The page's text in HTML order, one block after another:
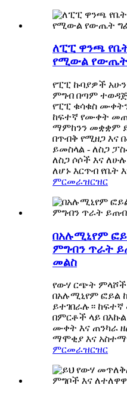
ለፒፒ ዋንጫ
የሚውል የውጤት
የፒፒ ኩባያዎች
ምግብ በጣም
የፒፒ ቁሳቁስ
ከፍተኛ የሙቀት
ማምከንን መቋቋም
በጥብቅ የሚዘጋ እና
ይመስላል - ለስጋ
ለስጋ ሶሶች እና
ለሆኑ እርጥብ የቤት
ምርመራዝርዝር
በአሉሚኒየም
ምግብን ጥራት
መልስ
የውሃ ርጭት ምላሾች
በአሉሚኒየም ፎይል
ይተገበራሉ።
በምርቶች ላይ
ሙቀት እና ጠንካራ
ማሞቂያ እና
ምርመራዝርዝር